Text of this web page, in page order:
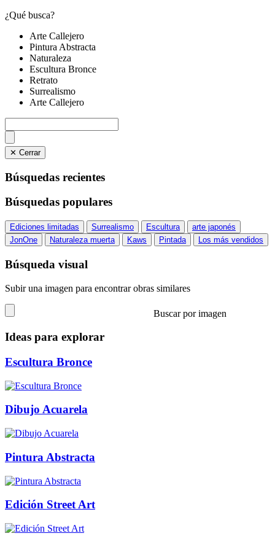
¿Qué busca?
Arte Callejero
Pintura Abstracta
Naturaleza
Escultura Bronce
Retrato
Surrealismo
Arte Callejero
✕ Cerrar
Búsquedas recientes
Búsquedas populares
Ediciones limitadas Surrealismo Escultura
arte japonés
JonOne
Naturaleza muerta Kaws Pintada Los más vendidos
Búsqueda visual
Subir una imagen para encontrar obras similares
Buscar por imagen
Ideas para explorar
Escultura Bronce
Dibujo Acuarela
Pintura Abstracta
Edición Street Art